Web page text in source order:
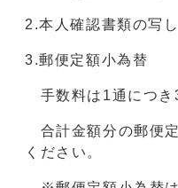
2.本人確認書類の
3.郵便定額小為替
手数料は1通につき
合計金額分の郵便
ください。